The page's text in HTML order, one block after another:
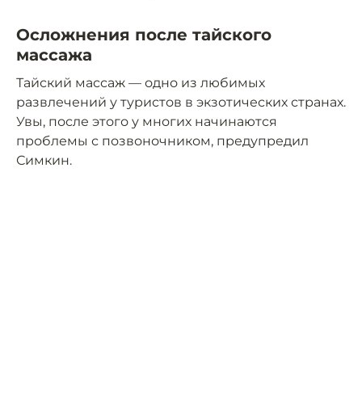
Осложнения после тайского
массажа
Тайский массаж — одно из любимых
развлечений у туристов в экзотических странах.
Увы, после этого у многих начинаются
проблемы с позвоночником, предупредил
Симкин.